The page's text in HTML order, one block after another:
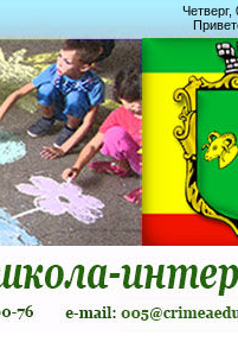
Четверг,